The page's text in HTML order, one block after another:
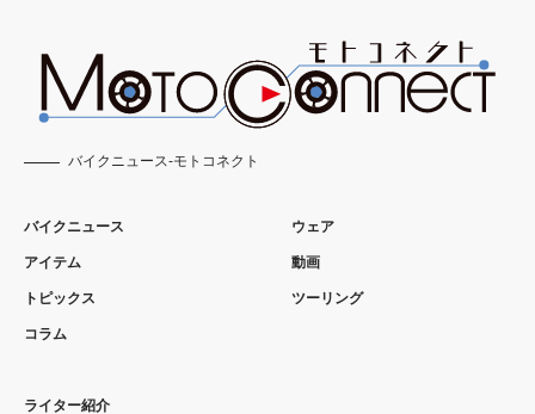
バイクニュース-モトコネクト
バイクニュース
アイテム
トピックス
コラム
ウェア
動画
ツーリング
ライター紹介